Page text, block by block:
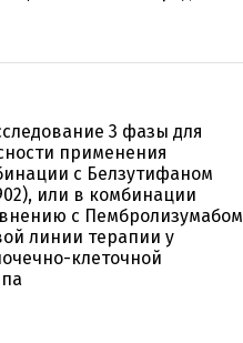
3 фазы для
применения
с Белзутифаном
или в комбинации
с Пембролизумабом
линии терапии у
клеточной